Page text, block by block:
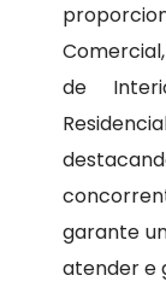
de
garante
atender e